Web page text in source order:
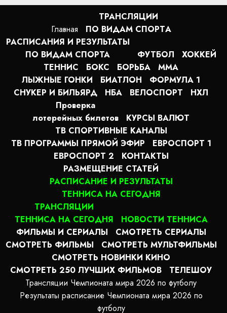
Главная
ТРАНСЛЯЦИИ
ПО ВИДАМ СПОРТA
РАСПИСАНИЯ И РЕЗУЛЬТАТЫ
ПО ВИДАМ СПОРТА
ФУТБОЛ
ХОККЕЙ
ТЕННИС
БОКС БОРЬБА
MMA
ЛЫЖНЫЕ ГОНКИ
БИАТЛОН
ФОРМУЛА 1
СНУКЕР И БИЛЬЯРД
НБА ВЕЛОСПОРТ
НХЛ
Проверка
лотерейных билетов
КУРСЫ ВАЛЮТ
ТВ СПОРТИВНЫЕ КАНАЛЫ
ТВ ПРОГРАММЫ ПРЯМОЙ ЭФИР
ЕВРОСПОРТ 1
ЕВРОСПОРТ 2
КОНТАКТЫ
РАЗМЕЩЕНИЕ СТАТЕЙ
РАСПИСАНИЕ И РЕЗУЛЬТАТЫ
ТЕННИСА НА СЕГОДНЯ
ТРАНСЛЯЦИИ
ТЕННИСА НА СЕГОДНЯ
НОВОСТИ ТЕННИСА
ФИЛЬМЫ И СЕРИАЛЫ
СМОТРЕТЬ СЕРИАЛЫ
СМОТРЕТЬ ФИЛЬМЫ
СМОТРЕТЬ МУЛЬТФИЛЬМЫ
СМОТРЕТЬ НОВИНКИ КИНО
СМОТРЕТЬ 250 ЛУЧШИХ ФИЛЬМОВ
ТЕЛЕШОУ
Трансляции Чемпионата мира 2026 по футболу
Результаты расписание Чемпионата мира 2026 по
футболу